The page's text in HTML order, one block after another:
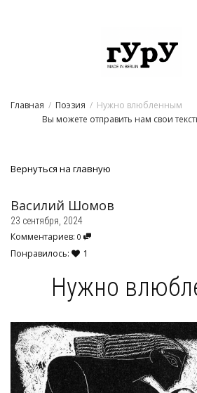
Главная Поэзия
Нужно влюбленным
Вы можете отправить нам свои
Вернуться на главную
Василий Шомов
23 сентября, 2024
Комментариев: 0
Понравилось:
1
Нужно